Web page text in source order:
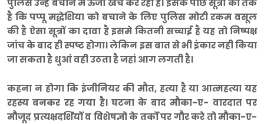
पुलिस उन्हे बचाने मे ऊर्जा खर्च कर रही है। इसके पीछे सूत्रो का तर्क
है कि पप्पू मद्धेशिया को बचाने के लिए पुलिस मोटी रकम वसूल
की है ऐसा सूत्रों का दावा है इसमे कितनी सच्चाई है यह तो निष्पक्ष
जांच के बाद ही स्पष्ट होगा। लेकिन इस बात से भी इंकार नही किया
जा सकता है धुआं वही उठता है जहां आग लगती है।
कहना न होगा कि इंजीनियर की मौत, हत्या है या आत्महत्या यह
रहस्य बनकर रह गया है। घटना के बाद मौका-ए- वारदात पर
मौजूद प्रत्यक्षदर्शियों व विशेषज्ञो के तर्को पर गौर करे तो मौका-ए-